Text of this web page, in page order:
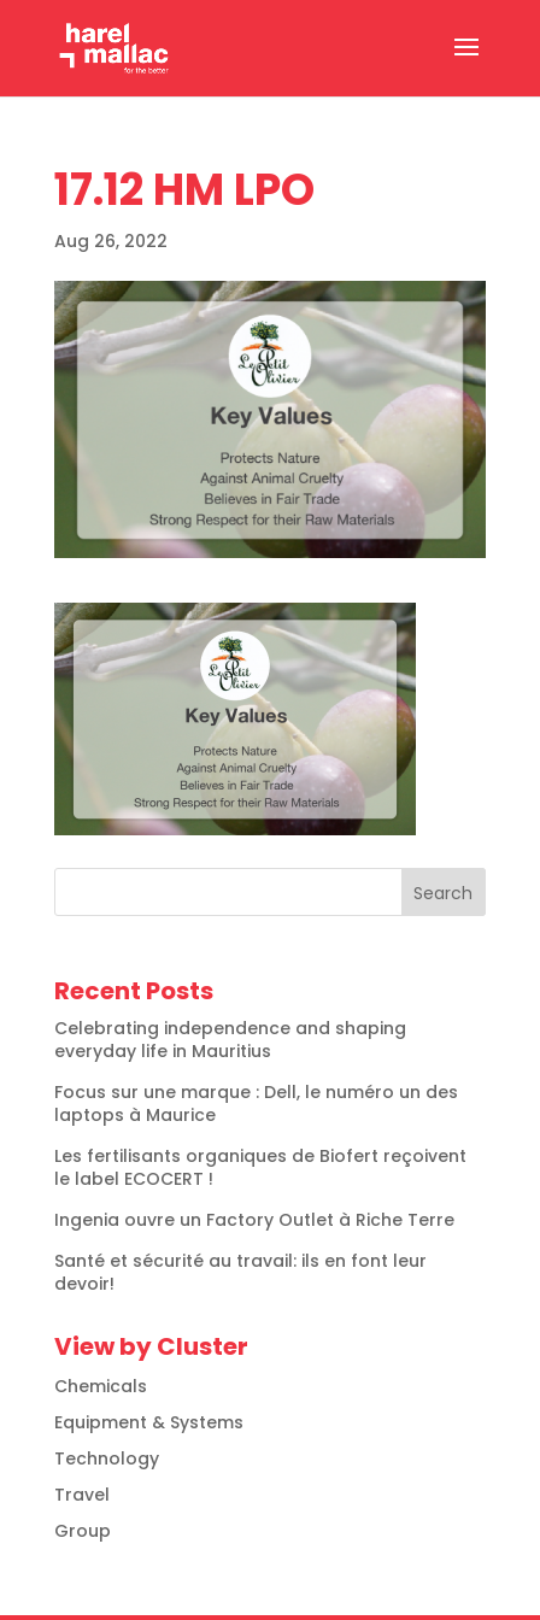
17.12 HM LPO
Aug 26, 2022
Search
Recent Posts
Celebrating independence and shaping
everyday life in Mauritius
Focus sur une marque : Dell, le numéro un des
laptops à Maurice
Les fertilisants organiques de Biofert reçoivent
le label ECOCERT !
Ingenia ouvre un Factory Outlet à Riche Terre
Santé et sécurité au travail: ils en font leur
devoir!
View by Cluster
Chemicals
Equipment & Systems
Technology
Travel
Group